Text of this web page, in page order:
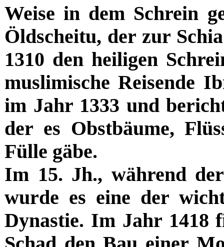
Weise in dem Schrein
Öldscheitu, der zur
1310 den heiligen
muslimische Reisende
im Jahr 1333 und
der es Obstbäume,
Fülle gäbe.
Im 15. Jh., während
wurde es eine der
Dynastie. Im Jahr 1418